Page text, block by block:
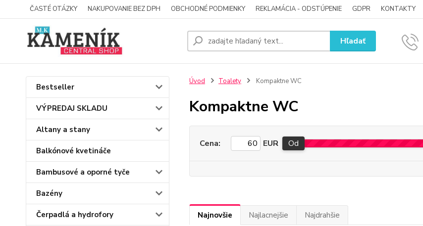
ČASTÉ OTÁZKY NAKUPOVANIE BEZ DPH OBCHODNÉ PODMIENKY REKLAMÁCIA - ODSTÚPENIE GDPR KONTAKTY
Hľadať
Bestseller
VÝPREDAJ SKLADU
Altany a stany
Balkónové kvetináče
Bambusové a oporné tyče
Bazény
Čerpadlá a hydrofory
Úvod Toalety Kompaktne WC
Kompaktne WC
Cena: EUR Od
Najnovšie Najlacnejšie Najdrahšie